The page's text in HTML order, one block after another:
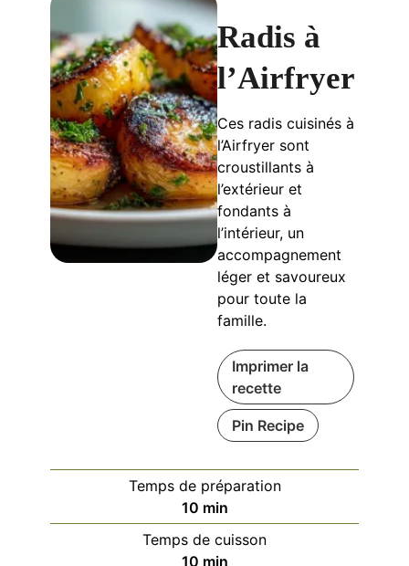
Radis à
l’Airfryer
Ces radis cuisinés à
l’Airfryer sont
croustillants à
l’extérieur et
fondants à
l’intérieur, un
accompagnement
léger et savoureux
pour toute la
famille.
Imprimer la
recette
Pin Recipe
Temps de préparation
10minutes
min
Temps de cuisson
10minutes
min